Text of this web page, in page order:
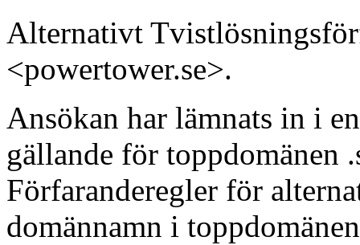
Alternativt
<powertower.se>.
Ansökan har lämnats in i
gällande för toppdomänen
Förfaranderegler för
domännamn i